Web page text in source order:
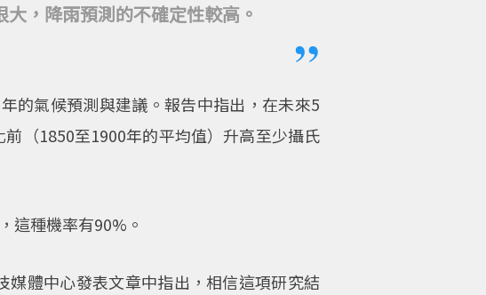
，降雨預測的不確定性較高。
的氣候預測與建議。報告中指出，在未來5
（1850至1900年的平均值）升高至少攝氏
這種機率有90%。
媒體中心發表文章中指出，相信這項研究結